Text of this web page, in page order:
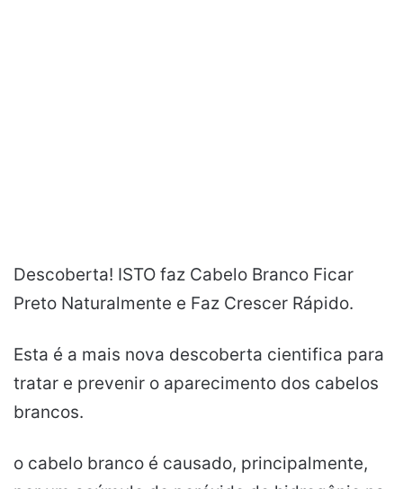
Descoberta! ISTO faz Cabelo Branco Ficar
Preto Naturalmente e Faz Crescer Rápido.
Esta é a mais nova descoberta cientifica para
tratar e prevenir o aparecimento dos cabelos
brancos.
o cabelo branco é causado, principalmente,